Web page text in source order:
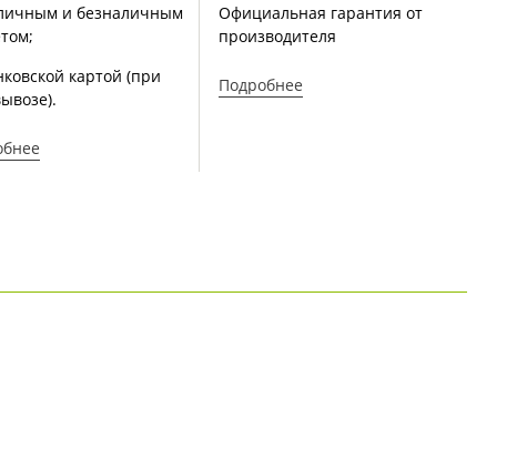
и безналичным
картой (при
Официальная гарантия от
производителя
Подробнее